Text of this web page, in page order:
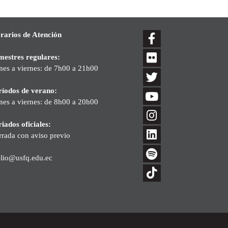
de Atención
regulares:
a viernes: de 7h00 a 21h00
de verano:
a viernes: de 8h00 a 20h00
oficiales:
con aviso previo